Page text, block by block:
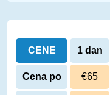
CENE 1 dan
Cena po €65